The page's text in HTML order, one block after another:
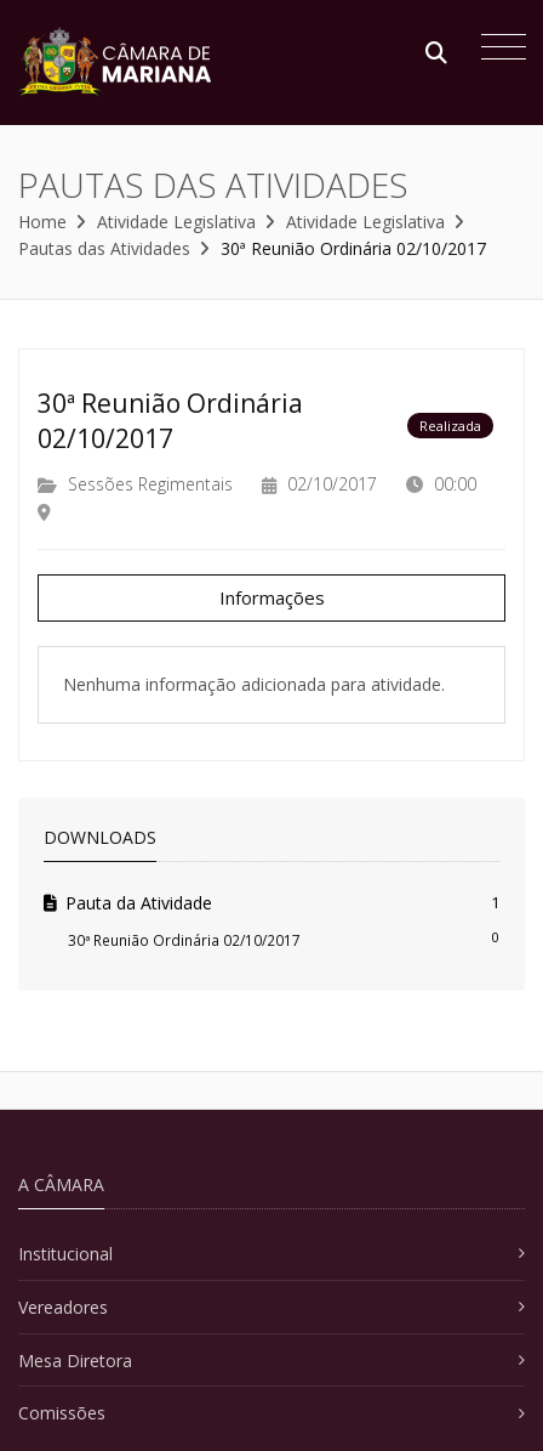
PAUTAS DAS ATIVIDADES
Home Atividade Legislativa
Atividade Legislativa
Pautas das Atividades
30ª Reunião Ordinária 02/10/2017
30ª Reunião Ordinária
02/10/2017
Realizada
Sessões Regimentais 02/10/2017 00:00
Informações
Nenhuma informação adicionada para atividade.
DOWNLOADS
Pauta da Atividade 1
30ª Reunião Ordinária 02/10/2017 0
A CÂMARA
Institucional
Vereadores
Mesa Diretora
Comissões